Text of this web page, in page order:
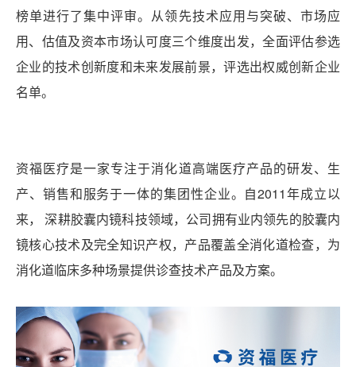
榜单进行了集中评审。从领先技术应用与突破、市场应
用、估值及资本市场认可度三个维度出发，全面评估参选
企业的技术创新度和未来发展前景，评选出权威创新企业
名单。
资福医疗是一家专注于消化道高端医疗产品的研发、生
产、销售和服务于一体的集团性企业。自2011年成立以
来， 深耕胶囊内镜科技领域，公司拥有业内领先的胶囊内
镜核心技术及完全知识产权，产品覆盖全消化道检查，为
消化道临床多种场景提供诊查技术产品及方案。